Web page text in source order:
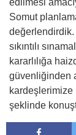
edilmesi
Somut
değerlendirdik.
sıkıntılı
kararlılığa
güvenliğinden
kardeşlerimize
şeklinde